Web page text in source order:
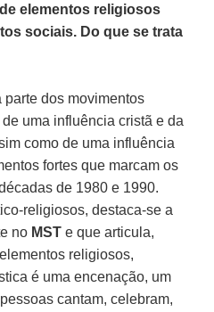
elementos religiosos
sociais. Do que se trata
parte dos movimentos
uma influência cristã e da
como de uma influência
fortes que marcam os
de 1980 e 1990.
religiosos, destaca-se a
no MSTe que articula,
religiosos,
é uma encenação, um
cantam, celebram,